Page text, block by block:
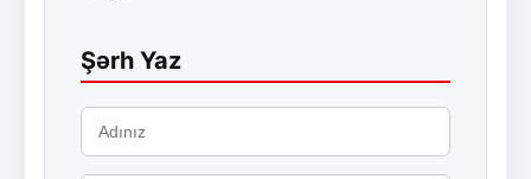
Şərh Yaz